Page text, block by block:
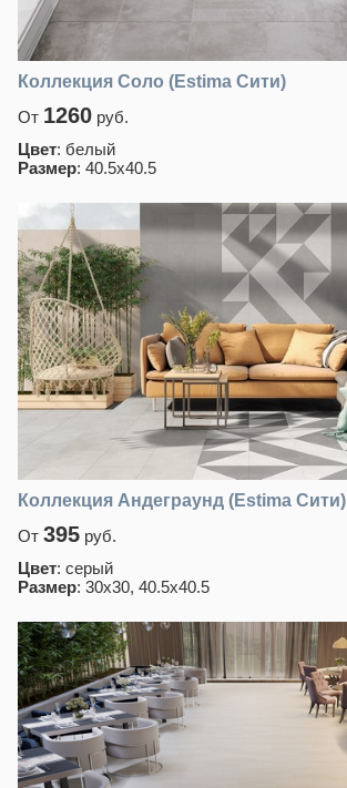
Коллекция Соло (Estima Сити)
От 1260 руб.
Цвет: белый
Размер: 40.5х40.5
Коллекция Андеграунд (Estima Сити)
От 395 руб.
Цвет: серый
Размер: 30х30, 40.5х40.5